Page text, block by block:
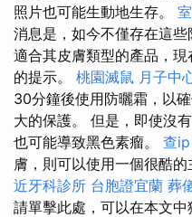
照片也可能生動地生存。
消息是，如今不僅存在這
適合其皮膚類型的產品，
的提示。 桃園滅鼠 月子中
30分鐘後使用防曬霜，以
大的保護。 但是，即使沒
也可能導致黑色素瘤。 查ip
膚，則可以使用一個很酷
近牙科診所 台胞證宜蘭 葬
請單擊此處，可以在本文中